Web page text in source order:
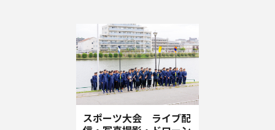
スポーツ大会 ライブ配